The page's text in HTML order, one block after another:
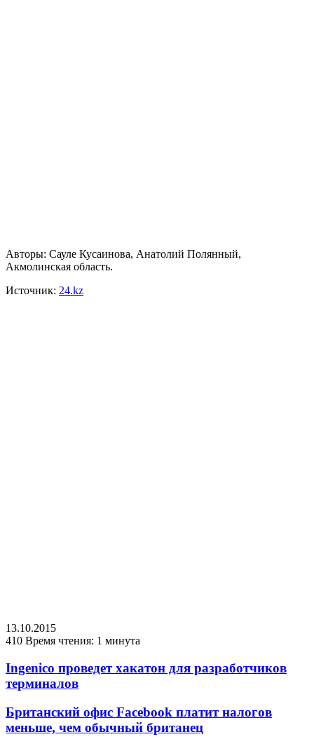
Авторы: Сауле Кусаинова, Анатолий Полянный,
Акмолинская область.
Источник: 24.kz
13.10.2015
410 Время чтения: 1 минута
Ingenico проведет хакатон для разработчиков
терминалов
Британский офис Facebook платит налогов
меньше, чем обычный британец